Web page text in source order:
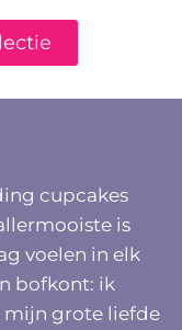
cupcakes
is
voelen in elk
bofkont: ik
mijn grote liefde